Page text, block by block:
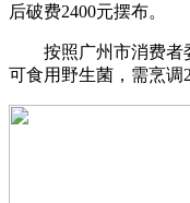
后破费2400元摆布。
按照广州市消费者
可食用野生菌，需烹调